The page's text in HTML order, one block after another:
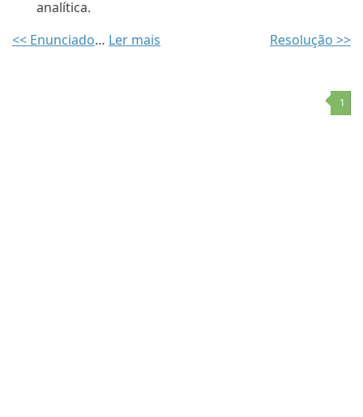
analítica.
Resolução >>
<< Enunciado… Ler mais
1